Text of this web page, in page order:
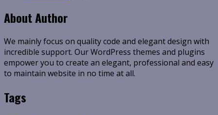
About Author
We mainly focus on quality code and elegant design with
incredible support. Our WordPress themes and plugins
empower you to create an elegant, professional and easy
to maintain website in no time at all.
Tags